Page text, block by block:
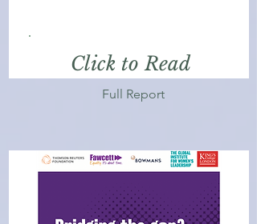
Click to Read
Full Report